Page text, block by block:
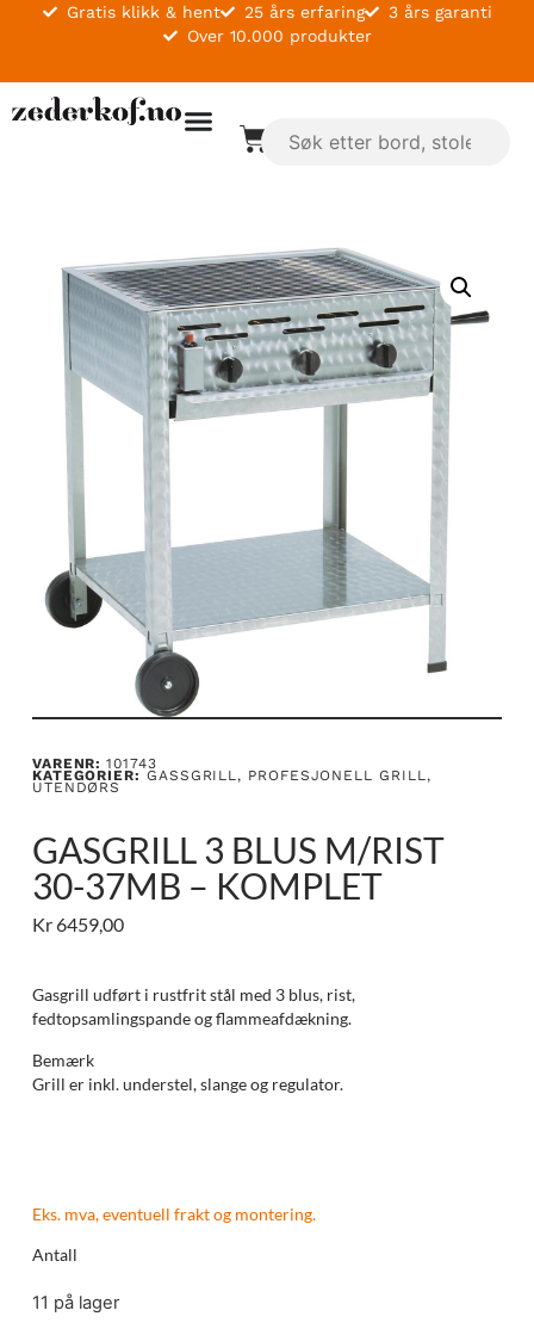
Gratis klikk & hent 25 års erfaring
3 års garanti
Over 10.000 produkter
VARENR:101743
KATEGORIER: GASSGRILL, PROFESJONELL GRILL,
UTENDØRS
GASGRILL 3 BLUS M/RIST
30-37MB – KOMPLET
Kr6459,00
Gasgrill udført i rustfrit stål med 3 blus, rist,
fedtopsamlingspande og flammeafdækning.
Bemærk
Grill er inkl. understel, slange og regulator.
Eks. mva, eventuell frakt og montering.
Antall
11 på lager